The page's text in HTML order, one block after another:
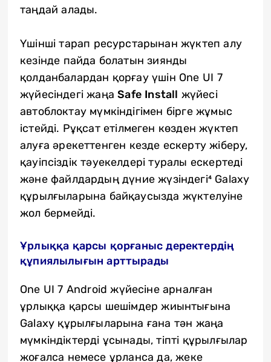
таңдай алады.
Үшінші тарап ресурстарынан жүктеп алу
кезінде пайда болатын зиянды
қолданбалардан қорғау үшін One UI 7
жүйесіндегі жаңаSafe Install жүйесі
автоблоктау мүмкіндігімен бірге жұмыс
істейді. Рұқсат етілмеген көзден жүктеп
алуға әрекеттенген кезде ескерту жіберу,
қауіпсіздік тәуекелдері туралы ескертеді
және файлдардың дүние жүзіндегі⁴ Galaxy
құрылғыларына байқаусызда жүктелуіне
жол бермейді.
Ұрлыққа қарсы қорғаныс деректердің
құпиялылығын арттырады
One UI 7 Android жүйесіне арналған
ұрлыққа қарсы шешімдер жиынтығына
Galaxy құрылғыларына ғана тән жаңа
мүмкіндіктерді ұсынады, тіпті құрылғылар
жоғалса немесе ұрланса да, жеке